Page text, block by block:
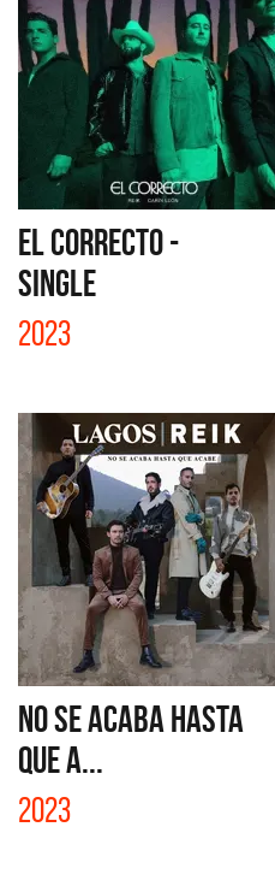
EL CORRECTO -
SINGLE
2023
NO SE ACABA HASTA
QUE A...
2023